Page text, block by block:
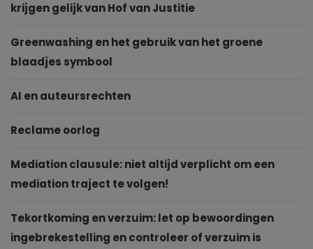
krijgen gelijk van Hof van Justitie
Greenwashing en het gebruik van het groene
blaadjes symbool
AI en auteursrechten
Reclame oorlog
Mediation clausule: niet altijd verplicht om een
mediation traject te volgen!
Tekortkoming en verzuim: let op bewoordingen
ingebrekestelling en controleer of verzuim is